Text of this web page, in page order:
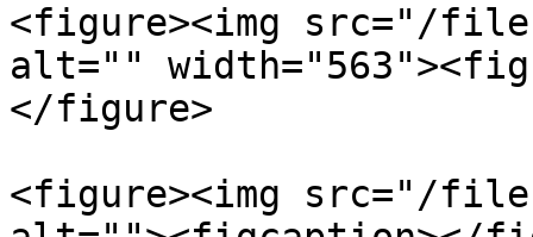
<figure><img src="/files/
alt=""
</figure>
<figure><img src="/files/